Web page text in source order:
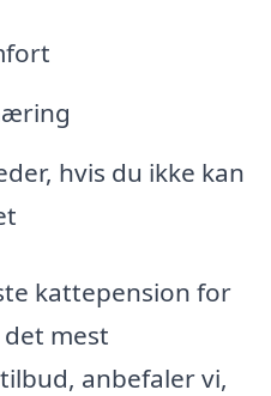
hvis du ikke kan
kattepension for
mest
anbefaler vi,